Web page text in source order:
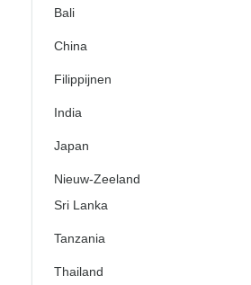
Bali
China
Filippijnen
India
Japan
Nieuw-Zeeland
Sri Lanka
Tanzania
Thailand